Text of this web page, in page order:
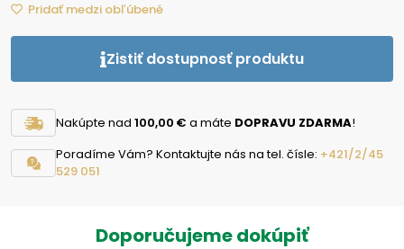
Pridať medzi obľúbené
Zistiť dostupnosť produktu
Nakúpte nad 100,00 € a máte DOPRAVU ZDARMA!
Poradíme Vám? Kontaktujte nás na tel. čísle: +421/2/45
529 051
Doporučujeme dokúpiť